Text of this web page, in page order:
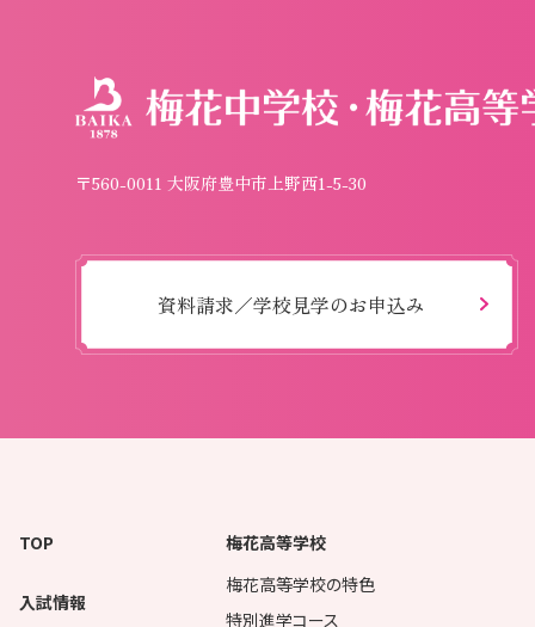
〒560-0011 大阪府豊中市上野西1-5-30
資料請求／学校見学のお申込み
TOP
入試情報
梅花高等学校
梅花高等学校の特色
特別進学コース